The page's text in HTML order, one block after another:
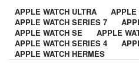
APPLE WATCH ULTRA
APPLE
APPLE WATCH SERIES 7
APPLE WATCH SE
APPLE
APPLE WATCH SERIES 4
APPLE WATCH HERMÈS